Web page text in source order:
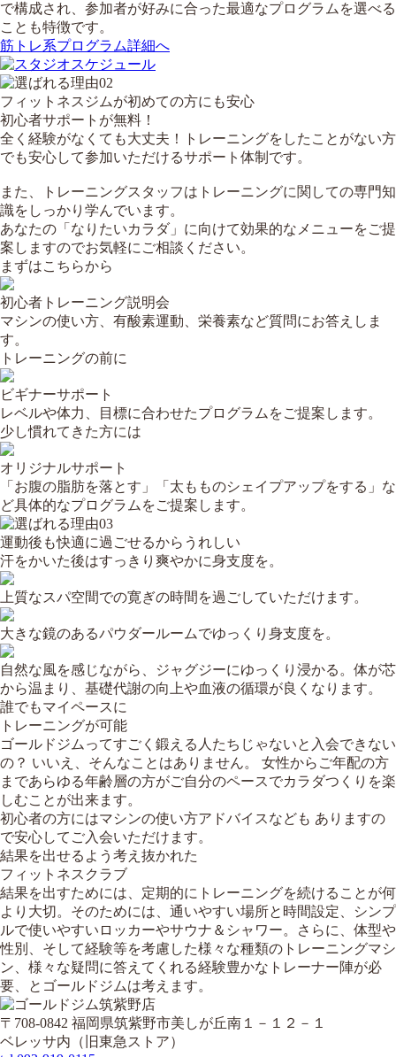
で構成され、参加者が好みに合った最適なプログラムを選べる
ことも特徴です。
筋トレ系プログラム詳細へ
フィットネスジムが初めての方にも安心
初心者サポートが無料！
全く経験がなくても大丈夫！トレーニングをしたことがない方
でも安心して参加いただけるサポート体制です。
また、トレーニングスタッフはトレーニングに関しての専門知
識をしっかり学んでいます。
あなたの「なりたいカラダ」に向けて効果的なメニューをご提
案しますのでお気軽にご相談ください。
まずはこちらから
初心者トレーニング説明会
マシンの使い方、有酸素運動、栄養素など質問にお答えしま
す。
トレーニングの前に
ビギナーサポート
レベルや体力、目標に合わせたプログラムをご提案します。
少し慣れてきた方には
オリジナルサポート
「お腹の脂肪を落とす」「太もものシェイプアップをする」な
ど具体的なプログラムをご提案します。
運動後も快適に過ごせるからうれしい
汗をかいた後はすっきり爽やかに身支度を。
上質なスパ空間での寛ぎの時間を過ごしていただけます。
大きな鏡のあるパウダールームでゆっくり身支度を。
自然な風を感じながら、ジャグジーにゆっくり浸かる。体が芯
から温まり、基礎代謝の向上や血液の循環が良くなります。
誰でもマイペースに
トレーニングが可能
ゴールドジムってすごく鍛える人たちじゃないと入会できない
の？ いいえ、そんなことはありません。 女性からご年配の方
まであらゆる年齢層の方がご自分のペースでカラダつくりを楽
しむことが出来ます。
初心者の方にはマシンの使い方アドバイスなども ありますの
で安心してご入会いただけます。
結果を出せるよう考え抜かれた
フィットネスクラブ
結果を出すためには、定期的にトレーニングを続けることが何
より大切。そのためには、通いやすい場所と時間設定、シンプ
ルで使いやすいロッカーやサウナ＆シャワー。さらに、体型や
性別、そして経験等を考慮した様々な種類のトレーニングマシ
ン、様々な疑問に答えてくれる経験豊かなトレーナー陣が必
要、とゴールドジムは考えます。
〒708-0842 福岡県筑紫野市美しが丘南１－１２－１
ベレッサ内（旧東急ストア）